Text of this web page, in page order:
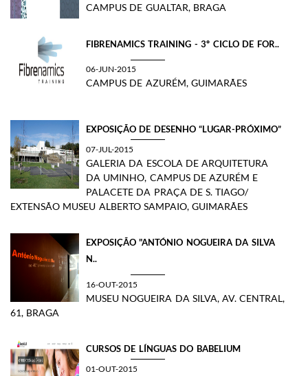
CAMPUS DE GUALTAR, BRAGA
FIBRENAMICS TRAINING - 3º CICLO DE FOR..
06-JUN-2015
CAMPUS DE AZURÉM, GUIMARÃES
EXPOSIÇÃO DE DESENHO “LUGAR-PRÓXIMO”
07-JUL-2015
GALERIA DA ESCOLA DE ARQUITETURA
DA UMINHO, CAMPUS DE AZURÉM E
PALACETE DA PRAÇA DE S. TIAGO/
EXTENSÃO MUSEU ALBERTO SAMPAIO, GUIMARÃES
EXPOSIÇÃO "ANTÓNIO NOGUEIRA DA SILVA
N..
16-OUT-2015
​MUSEU NOGUEIRA DA SILVA, AV. CENTRAL,
61, BRAGA​
CURSOS DE LÍNGUAS DO BABELIUM
01-OUT-2015